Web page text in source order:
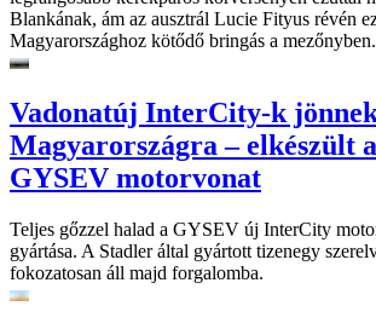
Blankának, ám az ausztrál Lucie Fityus révén
Magyarországhoz kötődő bringás a mezőnyben.
Vadonatúj InterCity-k
Magyarországra – elkészült
GYSEV motorvonat
Teljes gőzzel halad a GYSEV új InterCity
gyártása. A Stadler által gyártott tizenegy
fokozatosan áll majd forgalomba.